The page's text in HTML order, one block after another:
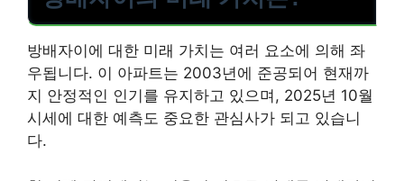
방배자이에 대한 미래 가치는 여러 요소에 의해 좌
우됩니다. 이 아파트는 2003년에 준공되어 현재까
지 안정적인 인기를 유지하고 있으며, 2025년 10월
시세에 대한 예측도 중요한 관심사가 되고 있습니
다.